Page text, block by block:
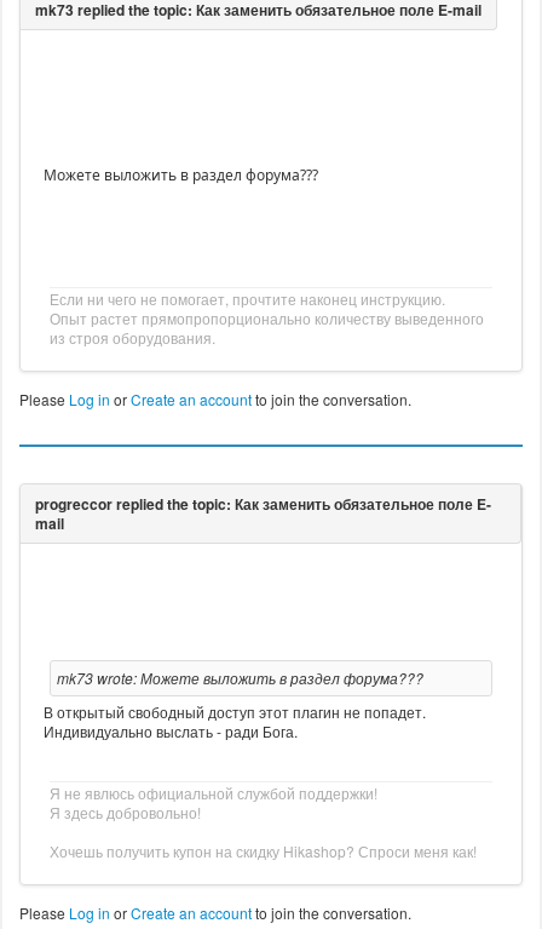
Можете выложить в раздел форума???
Если ни чего не помогает, прочтите наконец инструкцию.
Опыт растет прямопропорционально количеству выведенного
из строя оборудования.
Please Log in orCreate an accountto join the conversation.
mk73 wrote: Можете выложить в раздел форума???
В открытый свободный доступ этот плагин не попадет.
Индивидуально выслать - ради Бога.
Я не явлюсь официальной службой поддержки!
Я здесь добровольно!
Хочешь получить купон на скидку Hikashop? Спроси меня как!
Please Log in orCreate an accountto join the conversation.